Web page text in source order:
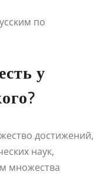
по
у
достижений,
наук,
множества